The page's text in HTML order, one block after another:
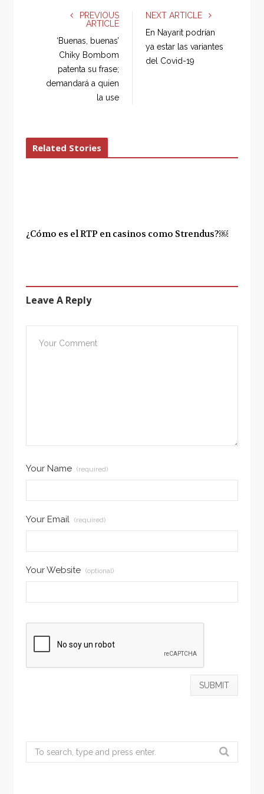
e
k
e
g
e
PREVIOUS
ARTICLE
‘Buenas, buenas’
Chiky Bombom
patenta su frase;
demandará a quien
la use
NEXT ARTICLE
En Nayarit podrían
ya estar las variantes
del Covid-19
Related Stories
¿Cómo es el RTP en casinos como Strendus?￼
Leave A Reply
Your Name (required)
Your Email (required)
Your Website (optional)
Search
for: